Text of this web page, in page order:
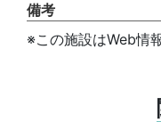
備考
※この施設はWeb情